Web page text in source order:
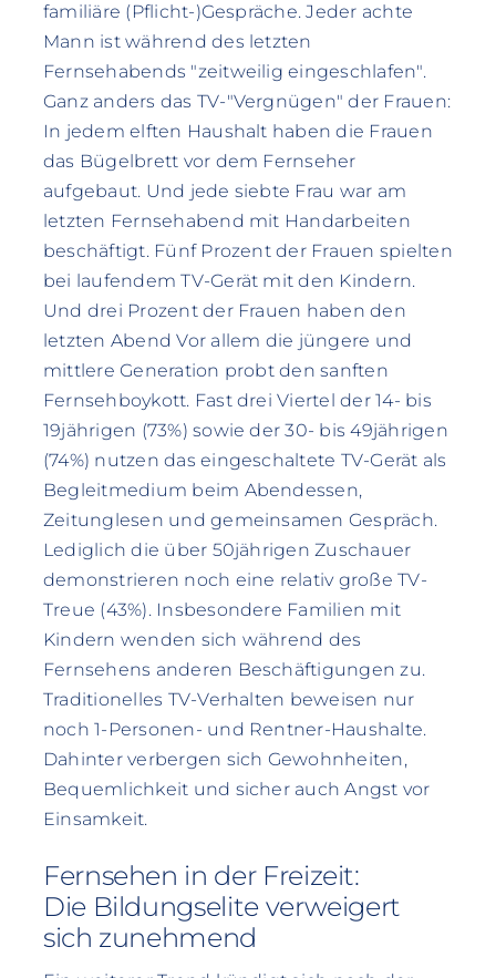
familiäre (Pflicht-)Gespräche. Jeder achte
Mann ist während des letzten
Fernsehabends "zeitweilig eingeschlafen".
Ganz anders das TV-"Vergnügen" der Frauen:
In jedem elften Haushalt haben die Frauen
das Bügelbrett vor dem Fernseher
aufgebaut. Und jede siebte Frau war am
letzten Fernsehabend mit Handarbeiten
beschäftigt. Fünf Prozent der Frauen spielten
bei laufendem TV-Gerät mit den Kindern.
Und drei Prozent der Frauen haben den
letzten Abend Vor allem die jüngere und
mittlere Generation probt den sanften
Fernsehboykott. Fast drei Viertel der 14- bis
19jährigen (73%) sowie der 30- bis 49jährigen
(74%) nutzen das eingeschaltete TV-Gerät als
Begleitmedium beim Abendessen,
Zeitunglesen und gemeinsamen Gespräch.
Lediglich die über 50jährigen Zuschauer
demonstrieren noch eine relativ große TV-
Treue (43%). Insbesondere Familien mit
Kindern wenden sich während des
Fernsehens anderen Beschäftigungen zu.
Traditionelles TV-Verhalten beweisen nur
noch 1-Personen- und Rentner-Haushalte.
Dahinter verbergen sich Gewohnheiten,
Bequemlichkeit und sicher auch Angst vor
Einsamkeit.
Fernsehen in der Freizeit:
Die Bildungselite verweigert
sich zunehmend